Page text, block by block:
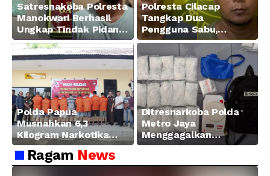
Satresnakoba Polresta
Manokwari Berhasil
Ungkap Tindak Pidana
Narkotika Golongan I
Jenis Sabu di Jalan
Swapen Perkebunan
Manokwari
Polresta Cilacap
Tangkap Dua
Pengguna Sabu,
Amankan Paket 0,34
Gram
Polda Papua
Musnahkan 6,3
Kilogram Narkotika
Hasil Pengungkapan
Jaringan Lintas
Wilayah Februari 2026
Ditresnarkoba Polda
Metro Jaya
Menggagalkan
Peredaran Sabu 5,3 Kg
Ragam News